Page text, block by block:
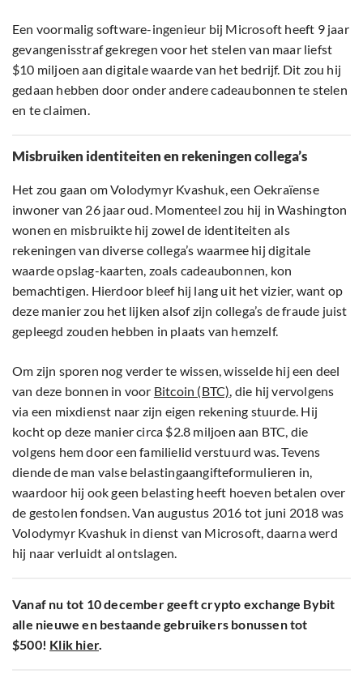
Een voormalig software-ingenieur bij Microsoft heeft 9 jaar
gevangenisstraf gekregen voor het stelen van maar liefst
$10 miljoen aan digitale waarde van het bedrijf. Dit zou hij
gedaan hebben door onder andere cadeaubonnen te stelen
en te claimen.
Misbruiken identiteiten en rekeningen collega’s
Het zou gaan om Volodymyr Kvashuk, een Oekraïense
inwoner van 26 jaar oud. Momenteel zou hij in Washington
wonen en misbruikte hij zowel de identiteiten als
rekeningen van diverse collega’s waarmee hij digitale
waarde opslag-kaarten, zoals cadeaubonnen, kon
bemachtigen. Hierdoor bleef hij lang uit het vizier, want op
deze manier zou het lijken alsof zijn collega’s de fraude juist
gepleegd zouden hebben in plaats van hemzelf.
Om zijn sporen nog verder te wissen, wisselde hij een deel
van deze bonnen in voor Bitcoin (BTC), die hij vervolgens
via een mixdienst naar zijn eigen rekening stuurde. Hij
kocht op deze manier circa $2.8 miljoen aan BTC, die
volgens hem door een familielid verstuurd was. Tevens
diende de man valse belastingaangifteformulieren in,
waardoor hij ook geen belasting heeft hoeven betalen over
de gestolen fondsen. Van augustus 2016 tot juni 2018 was
Volodymyr Kvashuk in dienst van Microsoft, daarna werd
hij naar verluidt al ontslagen.
Vanaf nu tot 10 december geeft crypto exchange Bybit
alle nieuwe en bestaande gebruikers bonussen tot
$500! Klik hier.